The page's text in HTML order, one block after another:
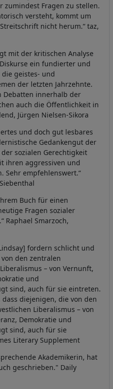
zumindest Fragen zu stellen.
versteht, kommt um
nicht herum.“ taz,
mit der kritischen Analyse
ein fundierter und
geistes- und
der letzten Jahrzehnte.
Debatten innerhalb der
auch die Öffentlichkeit in
Jürgen Nielsen-Sikora
und doch gut lesbares
Gedankengut der
sozialen Gerechtigkeit
ihren aggressiven und
Sehr empfehlenswert.“
Buch für einen
Fragen sozialer
Raphael Smarzoch,
fordern schlicht und
den zentralen
– von Vernunft,
und
sind, auch für sie eintreten.
diejenigen, die von den
Liberalismus – von
Demokratie und
sind, auch für sie
Literary Supplement
Akademikerin, hat
geschrieben." Daily